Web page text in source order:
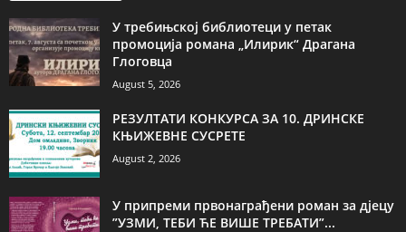
У требињској библиотеци у петак
промоција романа „Илирик“ Драгана
Глоговца
August 5, 2026
РЕЗУЛТАТИ КОНКУРСА ЗА 10. ДРИНСКЕ
КЊИЖЕВНЕ СУСРЕТЕ
August 2, 2026
У припреми првонаграђени роман за дјецу
”УЗМИ, ТЕБИ ЋЕ ВИШЕ ТРЕБАТИ”...